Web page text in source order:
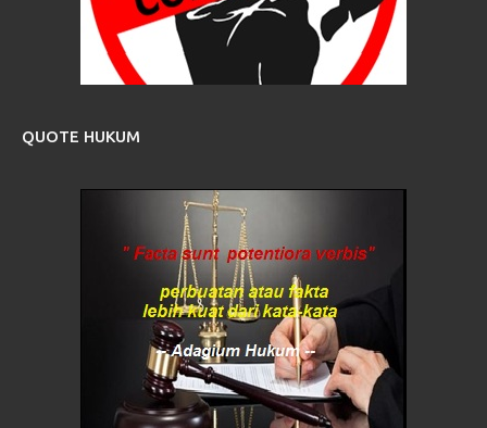
QUOTE HUKUM